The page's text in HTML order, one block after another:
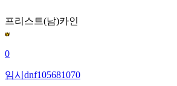
프리스트(남)카인
0
임시dnf105681070